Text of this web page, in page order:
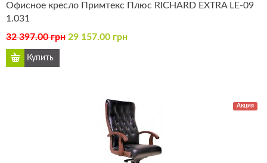
Офисное кресло Примтекс Плюс RICHARD EXTRA LE-09
1.031
32 397.00 грн 29 157.00 грн
Акция